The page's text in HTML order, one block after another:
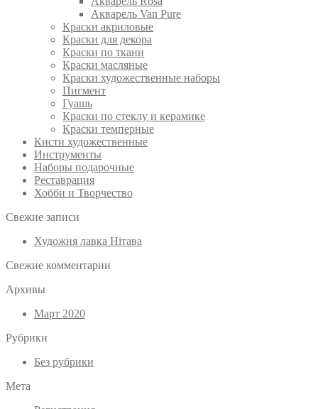
Акварель Van Pure
Краски акриловые
Краски для декора
Краски по ткани
Краски масляные
Краски художественные наборы
Пигмент
Гуашь
Краски по стеклу и керамике
Краски темперные
Кисти художественные
Инструменты
Наборы подарочные
Реставрация
Хобби и Творчество
Свежие записи
Художня лавка Нітава
Свежие комментарии
Архивы
Март 2020
Рубрики
Без рубрики
Мета